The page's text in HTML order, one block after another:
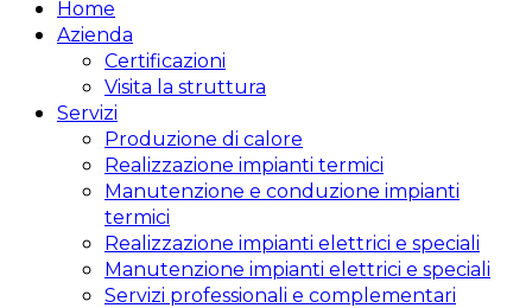
Home
Azienda
Certificazioni
Visita la struttura
Servizi
Produzione di calore
Realizzazione impianti termici
Manutenzione e conduzione impianti
termici
Realizzazione impianti elettrici e speciali
Manutenzione impianti elettrici e speciali
Servizi professionali e complementari